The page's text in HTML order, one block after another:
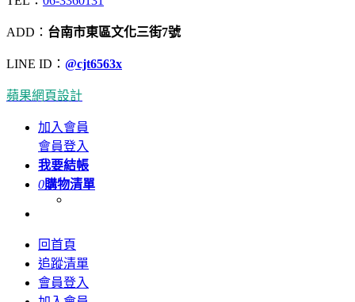
ADD： 台南市東區文化三街7號
LINE ID： @cjt6563x
蘋果網頁設計
加入會員
會員登入
我要結帳
0購物清單
回首頁
追蹤清單
會員登入